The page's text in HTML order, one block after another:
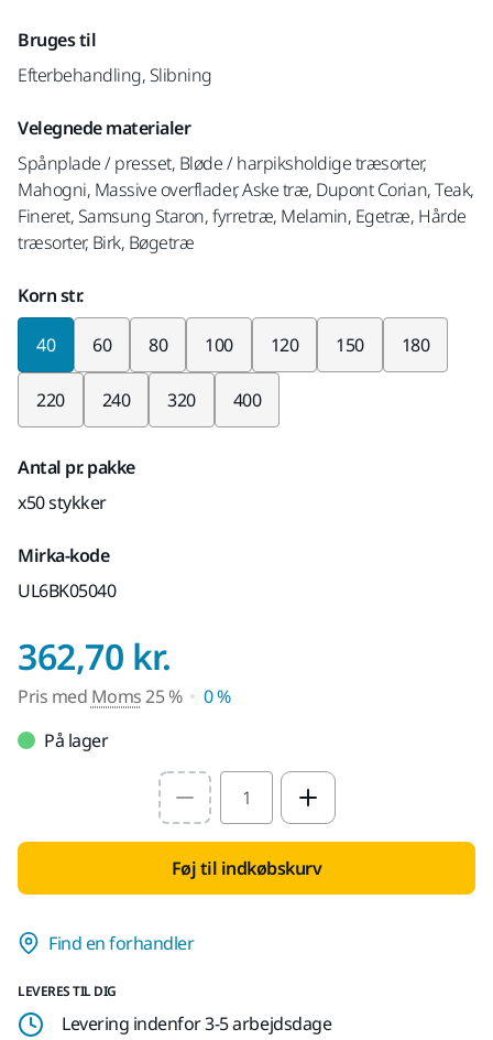
Bruges til
Efterbehandling, Slibning
Velegnede materialer
Spånplade / presset, Bløde / harpiksholdige træsorter,
Mahogni, Massive overflader, Aske træ, Dupont Corian, Teak,
Fineret, Samsung Staron, fyrretræ, Melamin, Egetræ, Hårde
træsorter, Birk, Bøgetræ
Korn str.
40 60 80 100 120 150 180
220 240 320 400
Antal pr. pakke
x50 stykker
Mirka-kode
UL6BK05040
362,70 kr.
Pris med Moms25 %
0 %
På lager
Select quantity value
Føj til indkøbskurv
Find en forhandler
LEVERES TIL DIG
Levering indenfor 3-5 arbejdsdage